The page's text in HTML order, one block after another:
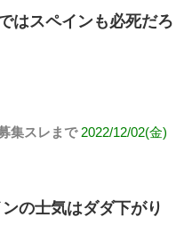
はスペインも必死だろ
集スレまで 2022/12/02(金)
の士気はダダ下がり